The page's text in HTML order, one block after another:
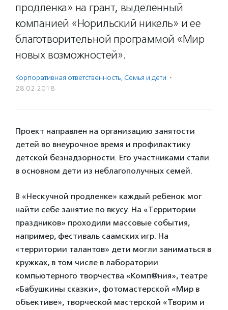
продленка» на грант, выделенный
компанией «Норильский никель» и ее
благотворительной программой «Мир
новых возможностей».
Корпоративная ответственность, Семья и дети ·
28.02.2018
Проект направлен на организацию занятости
детей во внеурочное время и профилактику
детской безнадзорности. Его участниками стали
в основном дети из неблагополучных семей.
В «Нескучной продленке» каждый ребенок мог
найти себе занятие по вкусу. На «Территории
праздников» проходили массовые события,
например, фестиваль саамских игр. На
«территории талантов» дети могли заниматься в
кружках, в том числе в лаборатории
компьютерного творчества «Комп@ния», театре
«Бабушкины сказки», фотомастерской «Мир в
объективе», творческой мастерской «Творим и